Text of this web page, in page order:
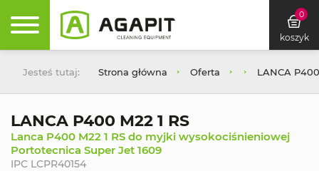
0
koszyk
Jesteś tutaj: Strona główna Oferta LANCA P400
LANCA P400 M22 1 RS
Lanca P400 M22 1 RS do myjki wysokociśnieniowej
Portotecnica Super Jet 1609
IPC LCPR40154